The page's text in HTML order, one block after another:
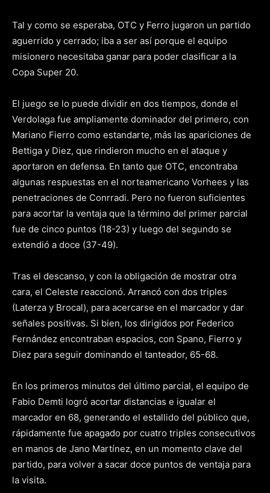
Tal y como se esperaba, OTC y Ferro jugaron un partido
aguerrido y cerrado; iba a ser así porque el equipo
misionero necesitaba ganar para poder clasificar a la
Copa Super 20.
El juego se lo puede dividir en dos tiempos, donde el
Verdolaga fue ampliamente dominador del primero, con
Mariano Fierro como estandarte, más las apariciones de
Bettiga y Diez, que rindieron mucho en el ataque y
aportaron en defensa. En tanto que OTC, encontraba
algunas respuestas en el norteamericano Vorhees y las
penetraciones de Conrradi. Pero no fueron suficientes
para acortar la ventaja que la término del primer parcial
fue de cinco puntos (18-23) y luego del segundo se
extendió a doce (37-49).
Tras el descanso, y con la obligación de mostrar otra
cara, el Celeste reaccionó. Arrancó con dos triples
(Laterza y Brocal), para acercarse en el marcador y dar
señales positivas. Si bien, los dirigidos por Federico
Fernández encontraban espacios, con Spano, Fierro y
Diez para seguir dominando el tanteador, 65-68.
En los primeros minutos del último parcial, el equipo de
Fabio Demti logró acortar distancias e igualar el
marcador en 68, generando el estallido del público que,
rápidamente fue apagado por cuatro triples consecutivos
en manos de Jano Martínez, en un momento clave del
partido, para volver a sacar doce puntos de ventaja para
la visita.